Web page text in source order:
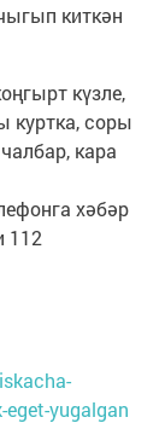
киткән
күзле,
куртка, соры
кара
хәбәр
112
yugalgan